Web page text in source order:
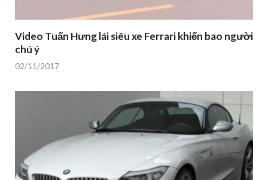
Video Tuấn Hưng lái siêu xe Ferrari khiến bao người
chú ý
02/11/2017